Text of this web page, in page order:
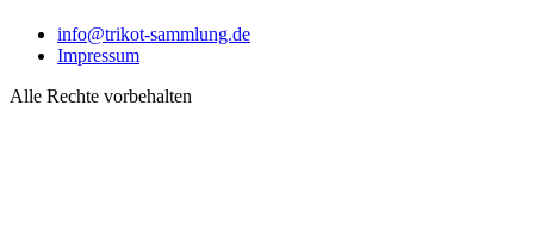
info@trikot-sammlung.de
Impressum
Alle Rechte vorbehalten